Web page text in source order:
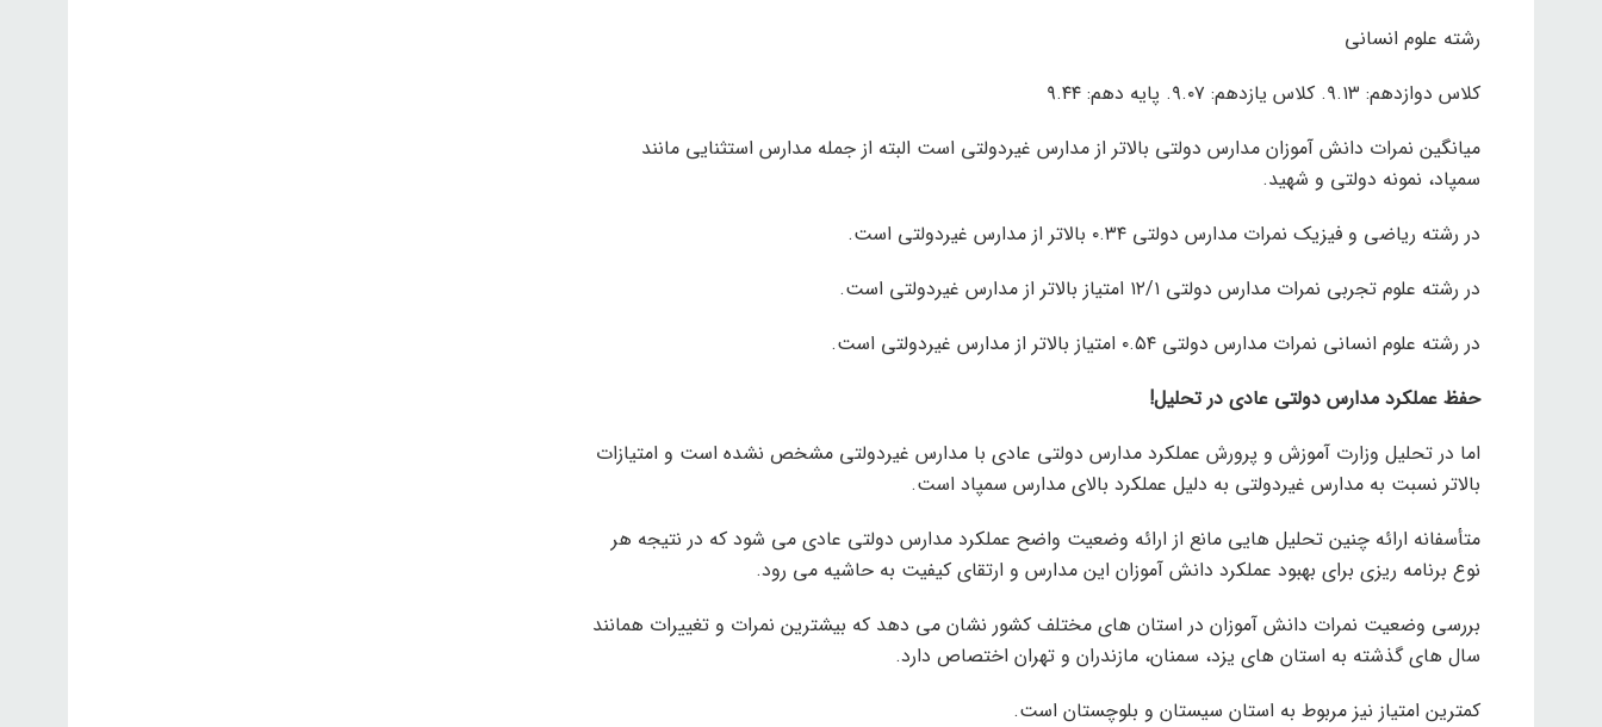
رشته علوم انسانی
کلاس دوازدهم: ۹.۱۳. کلاس یازدهم: ۹.۰۷. پایه دهم: ۹.۴۴
میانگین نمرات دانش آموزان مدارس دولتی بالاتر از مدارس غیردولتی است البته از جمله مدارس استثنایی مانند
سمپاد، نمونه دولتی و شهید.
در رشته ریاضی و فیزیک نمرات مدارس دولتی ۰.۳۴ بالاتر از مدارس غیردولتی است.
در رشته علوم تجربی نمرات مدارس دولتی ۱۲/۱ امتیاز بالاتر از مدارس غیردولتی است.
در رشته علوم انسانی نمرات مدارس دولتی ۰.۵۴ امتیاز بالاتر از مدارس غیردولتی است.
حفظ عملکرد مدارس دولتی عادی در تحلیل!
اما در تحلیل وزارت آموزش و پرورش عملکرد مدارس دولتی عادی با مدارس غیردولتی مشخص نشده است و امتیازات
بالاتر نسبت به مدارس غیردولتی به دلیل عملکرد بالای مدارس سمپاد است.
متأسفانه ارائه چنین تحلیل هایی مانع از ارائه وضعیت واضح عملکرد مدارس دولتی عادی می شود که در نتیجه هر
نوع برنامه ریزی برای بهبود عملکرد دانش آموزان این مدارس و ارتقای کیفیت به حاشیه می رود.
بررسی وضعیت نمرات دانش آموزان در استان های مختلف کشور نشان می دهد که بیشترین نمرات و تغییرات همانند
سال های گذشته به استان های یزد، سمنان، مازندران و تهران اختصاص دارد.
کمترین امتیاز نیز مربوط به استان سیستان و بلوچستان است.